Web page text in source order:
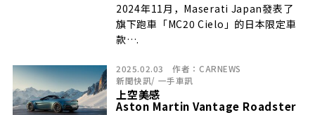
2024年11月，Maserati Japan發表了
旗下跑車「MC20 Cielo」的日本限定車
款….
2025.02.03 作者： CARNEWS
新聞快訊/ 一手車訊
上空美感
Aston Martin Vantage Roadster